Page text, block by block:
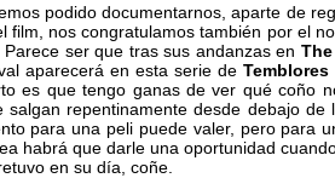
podido documentarnos, aparte de
film, nos congratulamos también por el
ser que tras sus andanzas en
aparecerá en esta serie de Temblores
es que tengo ganas de ver qué coño
salgan repentinamente desde debajo
para una peli puede valer, pero para
habrá que darle una oportunidad
en su día, coñe.